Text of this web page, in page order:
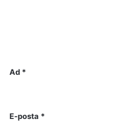
Ad *
E-posta *